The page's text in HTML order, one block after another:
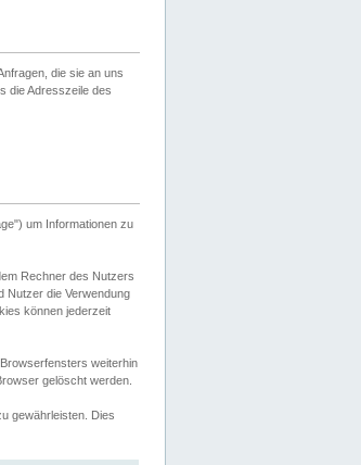
die sie an uns
die Adresszeile des
um Informationen zu
Rechner des Nutzers
Nutzer die Verwendung
können jederzeit
weiterhin
gelöscht werden.
gewährleisten. Dies